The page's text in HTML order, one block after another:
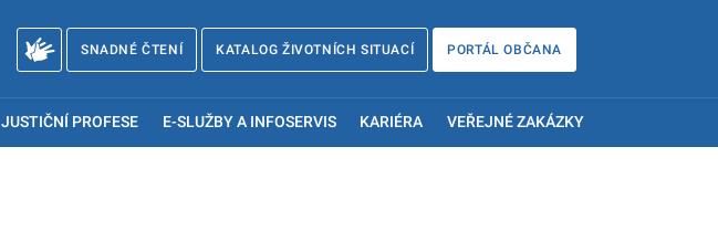
SNADNÉ ČTENÍ KATALOG ŽIVOTNÍCH SITUACÍ PORTÁL OBČANA
JUSTIČNÍ PROFESE E-SLUŽBY A INFOSERVIS KARIÉRA VEŘEJNÉ ZAKÁZKY